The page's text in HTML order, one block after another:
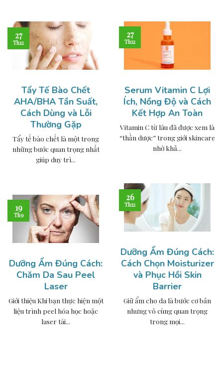
Tẩy Tế Bào Chết
AHA/BHA Tần Suất,
Cách Dùng và Lỗi
Thường Gặp
Tẩy tế bào chết là một trong
những bước quan trọng nhất
giúp duy trì...
27
Th12
Serum Vitamin C Lợi
Ích, Nồng Độ và Cách
Kết Hợp An Toàn
Vitamin C từ lâu đã được xem là
“thần dược” trong giới skincare
nhờ khả...
27
Th12
Dưỡng Ẩm Đúng Cách:
Cách Chọn Moisturizer
và Phục Hồi Skin
Barrier
Giữ ẩm cho da là bước cơ bản
nhưng vô cùng quan trọng
trong mọi...
26
Th12
Dưỡng Ẩm Đúng Cách:
Chăm Da Sau Peel
Laser
Giới thiệu Khi bạn thực hiện một
liệu trình peel hóa học hoặc
laser tái...
19
Th9